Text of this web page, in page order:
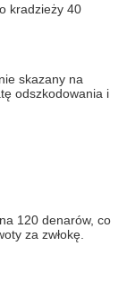
kradzieży 40
skazany na
odszkodowania i
120 denarów, co
za zwłokę.